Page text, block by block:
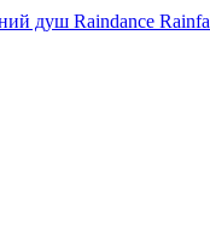
душ Raindance